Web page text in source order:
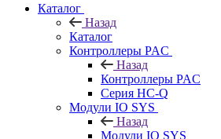
Каталог
Назад
Каталог
Контроллеры PAC
Назад
Контроллеры PAC
Серия HC-Q
Модули IO SYS
Назад
Модули IO SYS